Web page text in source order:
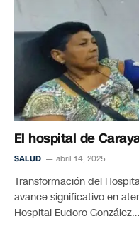
El hospital de
SALUD abril 14, 2025
Transformación del
avance significativo en
Hospital Eudoro González…